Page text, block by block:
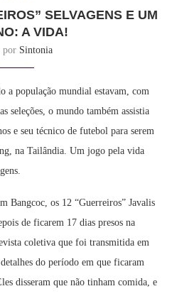
SELVAGENS E UM
A VIDA!
por Sintonia
a população mundial estavam, com
seleções, o mundo também assistia
e seu técnico de futebol para serem
na Tailândia. Um jogo pela vida
Bangcoc, os 12 “Guerreiros” Javalis
de ficarem 17 dias presos na
coletiva que foi transmitida em
do período em que ficaram
disseram que não tinham comida, e